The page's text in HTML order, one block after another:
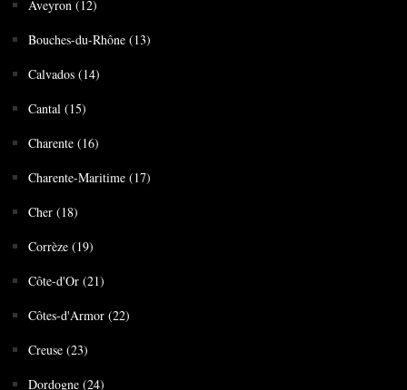
Aveyron (12)
Bouches-du-Rhône (13)
Calvados (14)
Cantal (15)
Charente (16)
Charente-Maritime (17)
Cher (18)
Corrèze (19)
Côte-d'Or (21)
Côtes-d'Armor (22)
Creuse (23)
Dordogne (24)